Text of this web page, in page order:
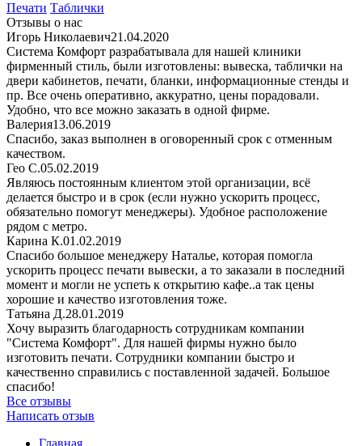
Печати Таблички
Отзывы о нас
Игорь Николаевич21.04.2020
Система Комфорт разрабатывала для нашей клиники
фирменный стиль, были изготовлены: вывеска, таблички на
двери кабинетов, печати, бланки, информационные стенды и
пр. Все очень оперативно, аккуратно, цены порадовали.
Удобно, что все можно заказать в одной фирме.
Валерия13.06.2019
Спасибо, заказ выполнен в оговоренный срок с отменным
качеством.
Гео С.05.02.2019
Являюсь постоянным клиентом этой организации, всё
делается быстро и в срок (если нужно ускорить процесс,
обязательно помогут менеджеры). Удобное расположение
рядом с метро.
Карина К.01.02.2019
Спасибо большое менеджеру Наталье, которая помогла
ускорить процесс печати вывески, а то заказали в последний
момент и могли не успеть к открытию кафе..а так цены
хорошие и качество изготовления тоже.
Татьяна Д.28.01.2019
Хочу выразить благодарность сотрудникам компании
"Система Комфорт". Для нашей фирмы нужно было
изготовить печати. Сотрудники компании быстро и
качественно справились с поставленной задачей. Большое
спасибо!
Все отзывы
Написать отзыв
Главная